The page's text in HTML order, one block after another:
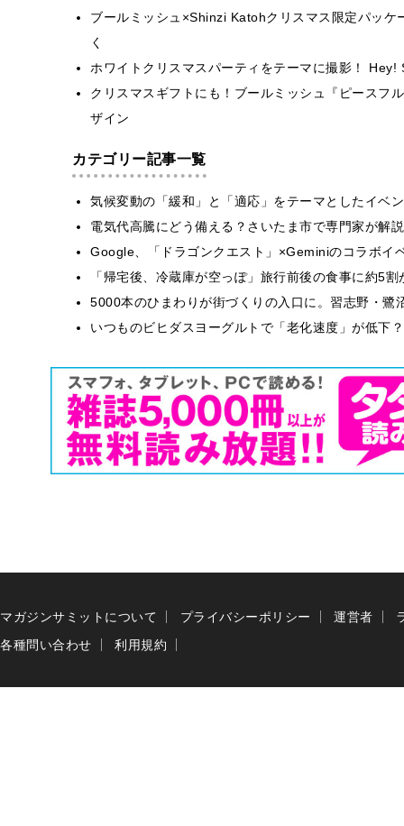
ブールミッシュ×Shinzi Katohクリスマス限定パッ
く
ホワイトクリスマスパーティをテーマに撮影！
クリスマスギフトにも！ブールミッシュ『ピースフ
ザイン
カテゴリー記事一覧
気候変動の「緩和」と「適応」をテーマとしたイベ
電気代高騰にどう備える？さいたま市で専門家が解
Google、「ドラゴンクエスト」×Geminiのコラボイ
「帰宅後、冷蔵庫が空っぽ」旅行前後の食事に約5
5000本のひまわりが街づくりの入口に。習志野・
いつものビヒダスヨーグルトで「老化速度」が低
マガジンサミットについて プライバシーポリシー 運営者
各種問い合わせ
利用規約